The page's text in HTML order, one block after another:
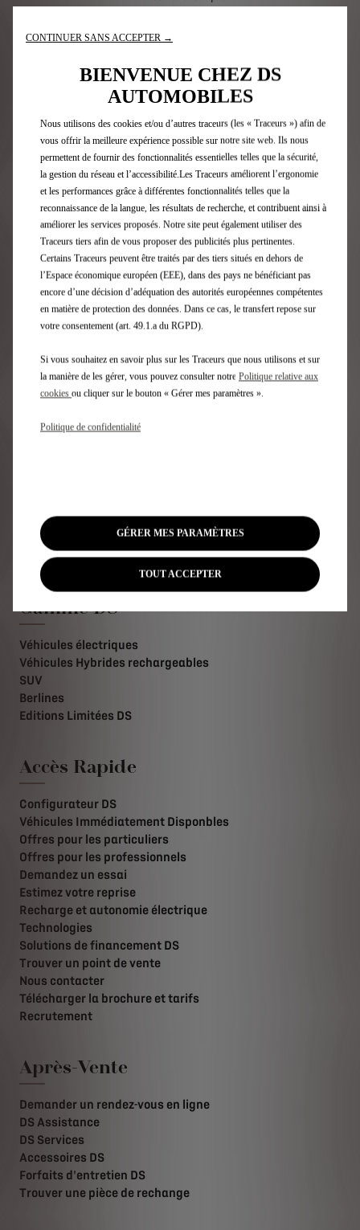
25 pole positions
Revivez les temps forts de la
saison 10 en images
Découvrez en plus sur la Formule E
Gamme DS
Véhicules électriques
Véhicules Hybrides rechargeables
SUV
Berlines
Editions Limitées DS
Accès Rapide
Configurateur DS
Véhicules Immédiatement Disponbles
Offres pour les particuliers
Offres pour les professionnels
Demandez un essai
Estimez votre reprise
Recharge et autonomie électrique
Technologies
Solutions de financement DS
Trouver un point de vente
Nous contacter
Télécharger la brochure et tarifs
Recrutement
Après-Vente
Demander un rendez-vous en ligne
DS Assistance
DS Services
Accessoires DS
Forfaits d'entretien DS
Trouver une pièce de rechange
CONTINUER SANS ACCEPTER →
BIENVENUE CHEZ DS
AUTOMOBILES
Nous utilisons des cookies et/ou d’autres traceurs (les « Traceurs ») afin de
vous offrir la meilleure expérience possible sur notre site web. Ils nous
permettent de fournir des fonctionnalités essentielles telles que la sécurité,
la gestion du réseau et l’accessibilité.Les Traceurs améliorent l’ergonomie
et les performances grâce à différentes fonctionnalités telles que la
reconnaissance de la langue, les résultats de recherche, et contribuent ainsi à
améliorer les services proposés. Notre site peut également utiliser des
Traceurs tiers afin de vous proposer des publicités plus pertinentes.
Certains Traceurs peuvent être traités par des tiers situés en dehors de
l’Espace économique européen (EEE), dans des pays ne bénéficiant pas
encore d’une décision d’adéquation des autorités européennes compétentes
en matière de protection des données. Dans ce cas, le transfert repose sur
votre consentement (art. 49.1.a du RGPD).
Si vous souhaitez en savoir plus sur les Traceurs que nous utilisons et sur
la manière de les gérer, vous pouvez consulter notre Politique relative aux
cookies ou cliquer sur le bouton « Gérer mes paramètres ».
Politique de confidentialité
GÉRER MES PARAMÈTRES
TOUT ACCEPTER